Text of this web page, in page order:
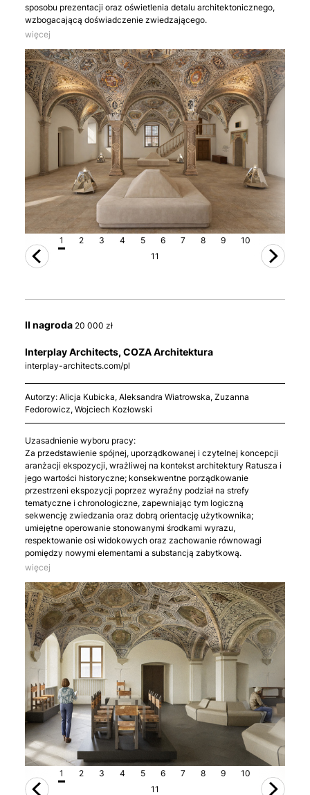
1 2 3 4 5 6 7 8 9
10
11
sposobu prezentacji oraz oświetlenia detalu architektonicznego,
wzbogacającą doświadczenie zwiedzającego.
więcej
1 2 3 4 5 6 7 8 9
10
11
II nagroda 20 000 zł
Interplay Architects, COZA Architektura
interplay-architects.com/pl
Autorzy: Alicja Kubicka, Aleksandra Wiatrowska, Zuzanna
Fedorowicz, Wojciech Kozłowski
Uzasadnienie wyboru pracy:
Za przedstawienie spójnej, uporządkowanej i czytelnej koncepcji
aranżacji ekspozycji, wrażliwej na kontekst architektury Ratusza i
jego wartości historyczne; konsekwentne porządkowanie
przestrzeni ekspozycji poprzez wyraźny podział na strefy
tematyczne i chronologiczne, zapewniając tym logiczną
sekwencję zwiedzania oraz dobrą orientację użytkownika;
umiejętne operowanie stonowanymi środkami wyrazu,
respektowanie osi widokowych oraz zachowanie równowagi
pomiędzy nowymi elementami a substancją zabytkową.
więcej